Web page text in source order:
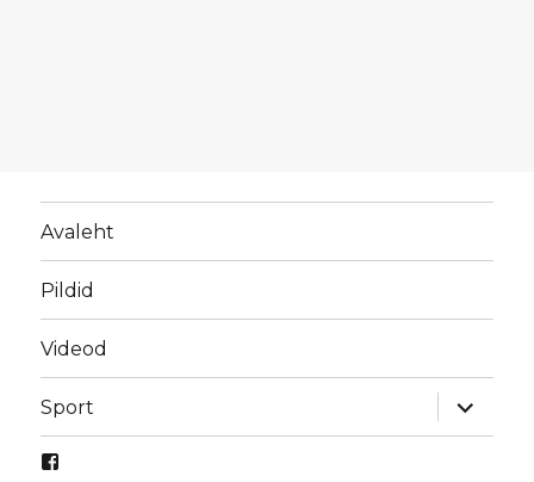
Avaleht
Pildid
Videod
Sport
laienda